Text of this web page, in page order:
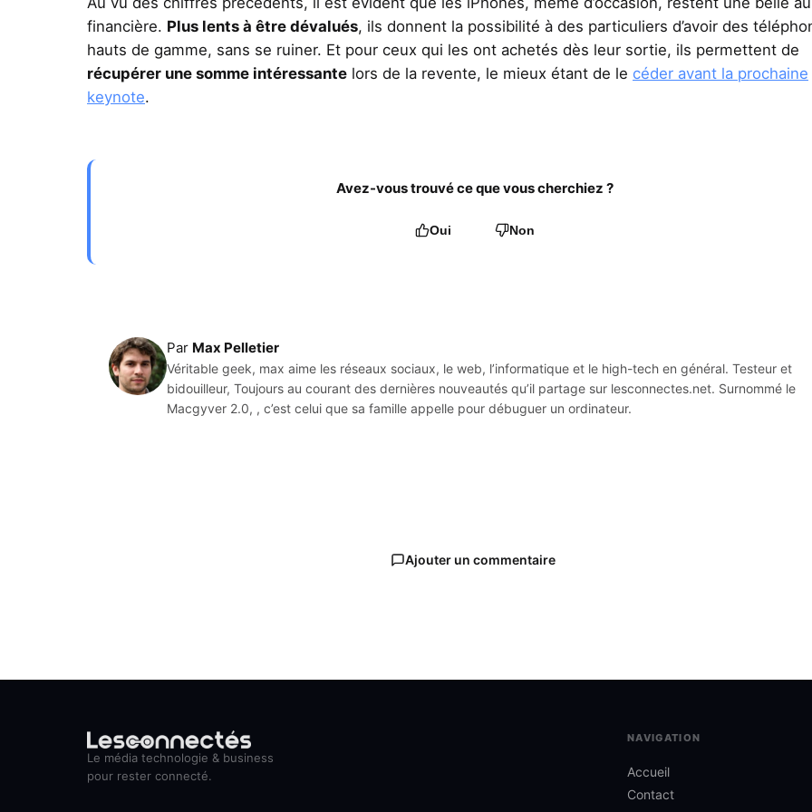
financière. Plus lents à être dévalués, ils donnent la possibilité à des particuliers d’avoir des
hauts de gamme, sans se ruiner. Et pour ceux qui les ont achetés dès leur sortie, ils permettent de
récupérer une somme intéressante lors de la revente, le mieux étant de le céder avant la prochaine
keynote.
Avez-vous trouvé ce que vous cherchiez ?
Oui Non
Par Max Pelletier
Véritable geek, max aime les réseaux sociaux, le web, l’informatique et le high-tech en général. Testeur et
bidouilleur, Toujours au courant des dernières nouveautés qu’il partage sur lesconnectes.net. Surnommé le
Macgyver 2.0, , c’est celui que sa famille appelle pour débuguer un ordinateur.
Ajouter un commentaire
Le média technologie & business
pour rester connecté.
NAVIGATION
Accueil
Contact